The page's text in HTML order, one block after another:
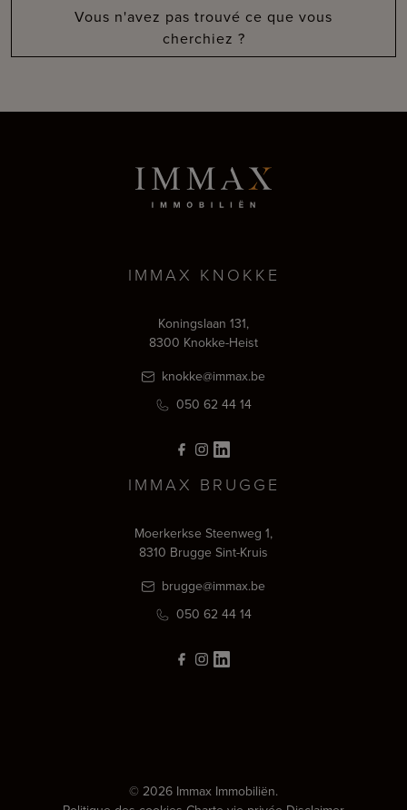
Vous n'avez pas trouvé ce que vous
cherchiez ?
IMMAX KNOKKE
Koningslaan 131,
8300 Knokke-Heist
knokke@immax.be
050 62 44 14
IMMAX BRUGGE
Moerkerkse Steenweg 1,
8310 Brugge Sint-Kruis
brugge@immax.be
050 62 44 14
© 2026 Immax Immobiliën.